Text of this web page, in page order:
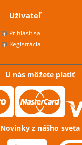
Užívateľ
Prihlásiť sa
Registrácia
U nás môžete platiť
Novinky z nášho sveta